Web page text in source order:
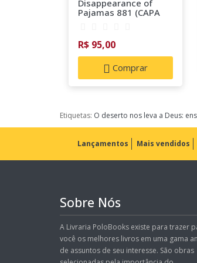
Disappearance of
Pajamas 881 (CAPA
R$ 95,00
Comprar
Etiquetas: O deserto nos leva a Deus:
Lançamentos Mais vendidos
Sobre Nós
A Livraria PoloBooks existe para trazer
você os melhores livros em uma gama
de assuntos de seu interesse. São obras